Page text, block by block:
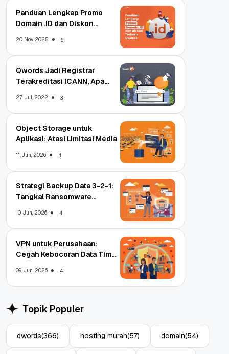
Panduan Lengkap Promo
Domain .ID dan Diskon
20 Nov, 2025 6
Qwords Jadi Registrar
Terakreditasi ICANN, Apa
27 Jul, 2022 3
Object Storage untuk
Aplikasi: Atasi Limitasi Media
11 Jun, 2026 4
Strategi Backup Data 3-2-1:
Tangkal Ransomware
10 Jun, 2026 4
VPN untuk Perusahaan:
Cegah Kebocoran Data Tim
09 Jun, 2026 4
Topik Populer
qwords(366) hosting murah(57) domain(54)